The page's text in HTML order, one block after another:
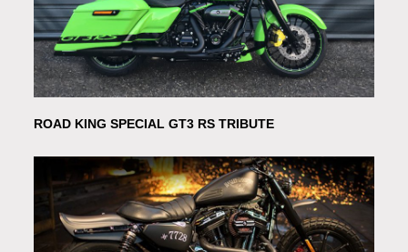
ROAD KING SPECIAL GT3 RS TRIBUTE